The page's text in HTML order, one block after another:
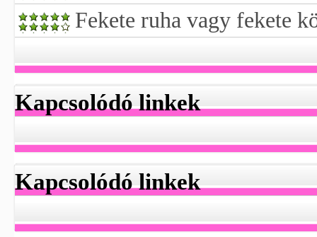
Fekete ruha vagy fekete
Kapcsolódó linkek
Kapcsolódó linkek